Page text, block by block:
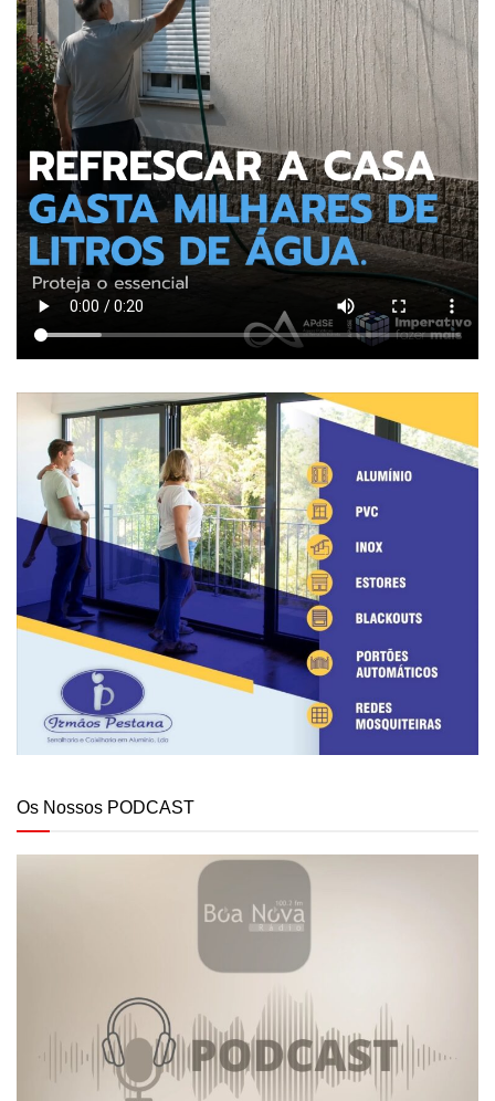
Os Nossos PODCAST